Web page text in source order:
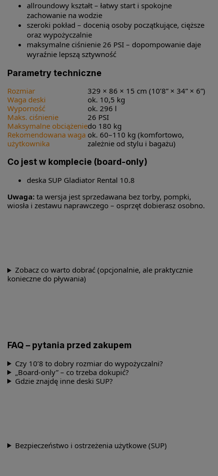
allroundowy kształt – łatwy start i spokojne
zachowanie na wodzie
szeroki pokład – docenią osoby początkujące, cięższe
oraz wypożyczalnie
maksymalne ciśnienie 26 PSI – dopompowanie daje
wyraźnie lepszą sztywność
Parametry techniczne
Rozmiar
329 × 86 × 15 cm (10’8” × 34” × 6”)
Waga deski
ok. 10,5 kg
Wyporność
ok. 296 l
Maks. ciśnienie
26 PSI
Maksymalne obciążeniedo 180 kg
Rekomendowana waga
użytkownika
ok. 60–110 kg (komfortowo,
zależnie od stylu i bagażu)
Co jest w komplecie (board-only)
deska SUP Gladiator Rental 10.8
Uwaga: ta wersja jest sprzedawana bez torby, pompki,
wiosła i zestawu naprawczego – osprzęt dobierasz osobno.
Zobacz co warto dobrać (opcjonalnie, ale praktycznie
konieczne do pływania)
FAQ – pytania przed zakupem
Czy 10’8 to dobry rozmiar do wypożyczalni?
„Board-only” – co trzeba dokupić?
Gdzie znajdę inne deski SUP?
Bezpieczeństwo i ostrzeżenia użytkowe (SUP)